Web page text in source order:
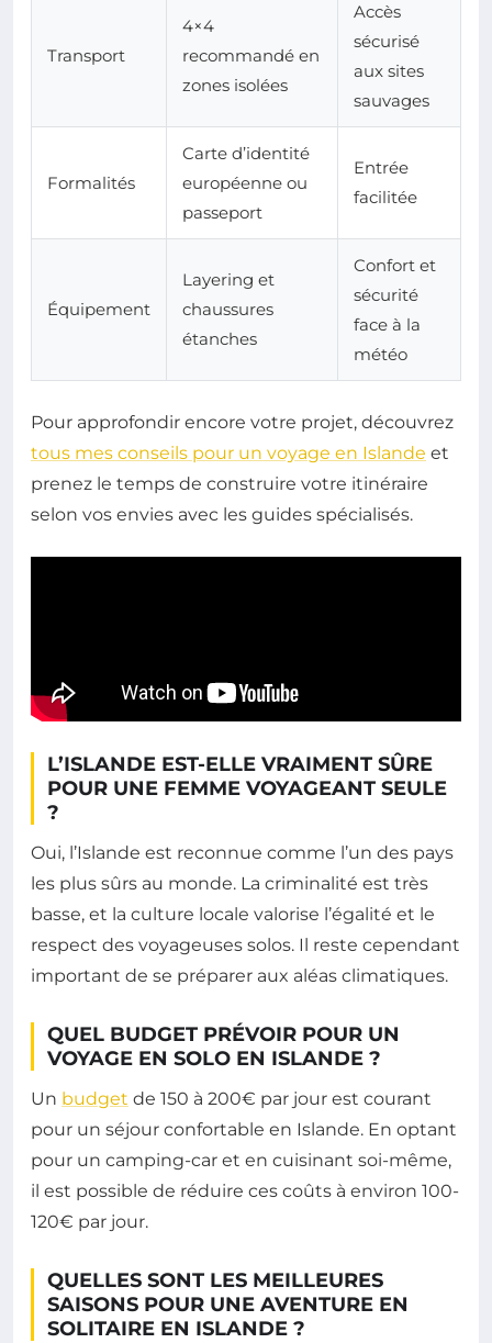
Transport
4×4
recommandé en
zones isolées
Accès
sécurisé
aux sites
sauvages
Formalités
Carte d’identité
européenne ou
passeport
Entrée
facilitée
Équipement
Layering et
chaussures
étanches
Confort et
sécurité
face à la
météo
Pour approfondir encore votre projet, découvrez
tous mes conseils pour un voyage en Islande et
prenez le temps de construire votre itinéraire
selon vos envies avec les guides spécialisés.
L’ISLANDE EST-ELLE VRAIMENT SÛRE
POUR UNE FEMME VOYAGEANT SEULE
?
Oui, l’Islande est reconnue comme l’un des pays
les plus sûrs au monde. La criminalité est très
basse, et la culture locale valorise l’égalité et le
respect des voyageuses solos. Il reste cependant
important de se préparer aux aléas climatiques.
QUEL BUDGET PRÉVOIR POUR UN
VOYAGE EN SOLO EN ISLANDE ?
Un budget de 150 à 200€ par jour est courant
pour un séjour confortable en Islande. En optant
pour un camping-car et en cuisinant soi-même,
il est possible de réduire ces coûts à environ 100-
120€ par jour.
QUELLES SONT LES MEILLEURES
SAISONS POUR UNE AVENTURE EN
SOLITAIRE EN ISLANDE ?